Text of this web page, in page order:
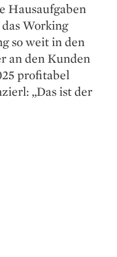
Hausaufgaben
Working
so weit in den
an den Kunden
profitabel
„Das ist der